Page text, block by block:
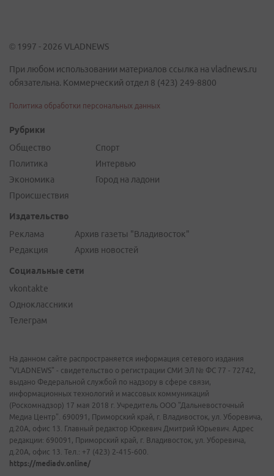
© 1997 - 2026 VLADNEWS
При любом использовании материалов ссылка на vladnews.ru
обязательна. Коммерческий отдел 8 (423) 249-8800
Политика обработки персональных данных
Рубрики
Общество
Политика
Экономика
Происшествия
Спорт
Интервью
Город на ладони
Издательство
Реклама
Редакция
Архив газеты "Владивосток"
Архив новостей
Социальные сети
vkontakte
Одноклассники
Телеграм
На данном сайте распространяется информация сетевого издания
"VLADNEWS" - свидетельство о регистрации СМИ ЭЛ № ФС 77 - 72742,
выдано Федеральной службой по надзору в сфере связи,
информационных технологий и массовых коммуникаций
(Роскомнадзор) 17 мая 2018 г. Учредитель ООО "Дальневосточный
Медиа Центр". 690091, Приморский край, г. Владивосток, ул. Уборевича,
д.20А, офис 13. Главный редактор Юркевич Дмитрий Юрьевич. Адрес
редакции: 690091, Приморский край, г. Владивосток, ул. Уборевича,
д.20А, офис 13. Тел.: +7 (423) 2-415-600.
https://mediadv.online/